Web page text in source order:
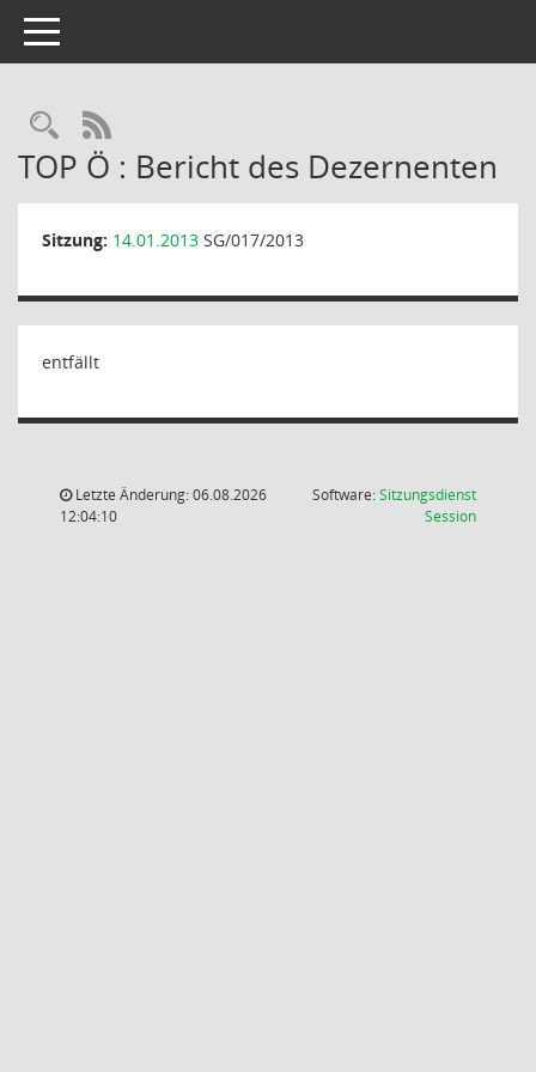
Toggle navigation
Rechercheauswahl
RSS-Feed
TOP Ö : Bericht des Dezernenten
Sitzung: 14.01.2013 SG/017/2013
entfällt
Letzte Änderung: 06.08.2026
12:04:10
Software:Sitzungsdienst
Session(Wird in